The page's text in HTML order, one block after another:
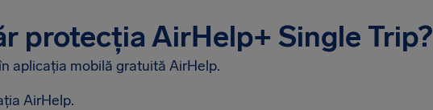
protecția AirHelp+ Single Trip?
aplicația mobilă gratuită AirHelp.
AirHelp.